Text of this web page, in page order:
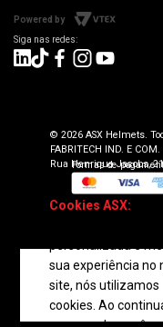
Devolução
Seja uma Loja
Lojas Parceiras
Powered by
© 2026 ASX Helmets.
FABRITECH IND. E
Rua Henrique Jacobs,
Cookies ASX:
oferecer uma
personalizada e
sua experiência no
site, nós utilizamos
cookies. Ao